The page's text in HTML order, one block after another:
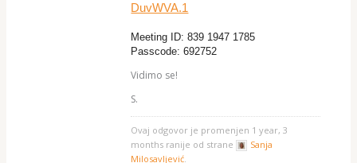
DuvWVA.1
Meeting ID: 839 1947 1785
Passcode: 692752
Vidimo se!
S.
Ovaj odgovor je promenjen 1 year, 3
months ranije od strane
Sanja
Milosavljević